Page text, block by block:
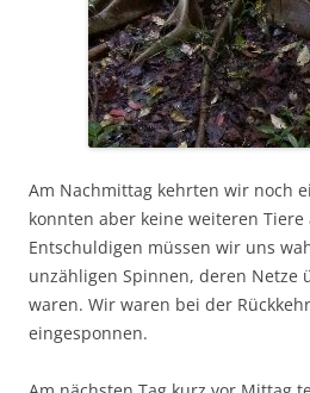
Am Nachmittag kehrten wir noch
konnten aber keine weiteren
Entschuldigen müssen wir uns
unzähligen Spinnen, deren Netze
waren. Wir waren bei der
eingesponnen.